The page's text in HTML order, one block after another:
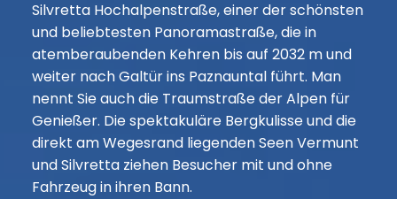
Silvretta Hochalpenstraße, einer der schönsten
und beliebtesten Panoramastraße, die in
atemberaubenden Kehren bis auf 2032 m und
weiter nach Galtür ins Paznauntal führt. Man
nennt Sie auch die Traumstraße der Alpen für
Genießer. Die spektakuläre Bergkulisse und die
direkt am Wegesrand liegenden Seen Vermunt
und Silvretta ziehen Besucher mit und ohne
Fahrzeug in ihren Bann.